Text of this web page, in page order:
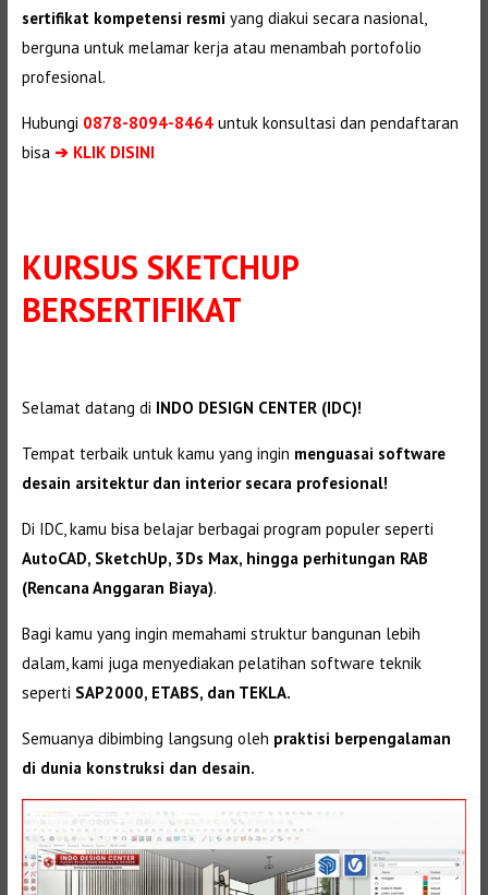
sertifikat kompetensi resmi yang diakui secara nasional,
berguna untuk melamar kerja atau menambah portofolio
profesional.
Hubungi 0878-8094-8464untuk konsultasi dan pendaftaran
bisa ➔ KLIK DISINI
KURSUS SKETCHUP
BERSERTIFIKAT
Selamat datang di INDO DESIGN CENTER (IDC)!
Tempat terbaik untuk kamu yang ingin menguasai software
desain arsitektur dan interior secara profesional!
Di IDC, kamu bisa belajar berbagai program populer seperti
AutoCAD, SketchUp, 3Ds Max, hingga perhitungan RAB
(Rencana Anggaran Biaya).
Bagi kamu yang ingin memahami struktur bangunan lebih
dalam, kami juga menyediakan pelatihan software teknik
seperti SAP2000, ETABS, dan TEKLA.
Semuanya dibimbing langsung oleh praktisi berpengalaman
di dunia konstruksi dan desain.